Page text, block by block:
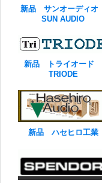
新品 サンオーディオ
SUN AUDIO
新品 トライオード
TRIODE
新品 ハセヒロ工業